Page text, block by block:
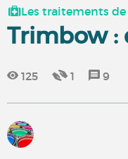
Les traitements de
Trimbow :
125 1 9